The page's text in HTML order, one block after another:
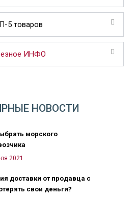
5 товаров
ИНФО
НОВОСТИ
морского
2021
доставки от продавца с
свои деньги?